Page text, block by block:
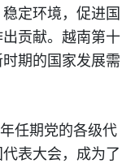
定环境，促进国
贡献。越南第十
期的国家发展需
年任期党的各级代
表大会，成为了